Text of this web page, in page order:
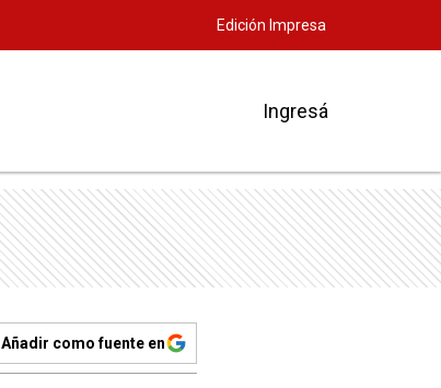
Edición Impresa
Ingresá
Añadir como fuente en